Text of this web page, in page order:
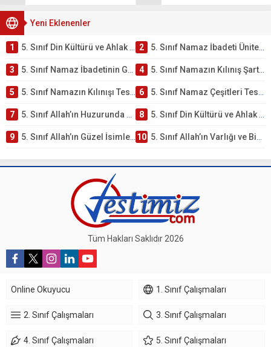
Yeni Eklenenler
1 5. Sınıf Din Kültürü ve Ahlak Bilgisi 2. Ünite: Namaz İbadeti Çalışmaları 2 5. Sınıf Namaz İbadeti Ünite Testi – Online Çöz
3 5. Sınıf Namaz İbadetinin Getirdiği Faydalar Testi 4 5. Sınıf Namazın Kılınış Şartları Testi
5 5. Sınıf Namazın Kılınışı Testi – Online Çöz 6 5. Sınıf Namaz Çeşitleri Testi – Online Çöz
7 5. Sınıf Allah’ın Huzurunda Olmak – Namaz İbadeti Testi 8 5. Sınıf Din Kültürü ve Ahlak Bilgisi 1. Ünite: Allah İnancı Çalışmaları
9 5. Sınıf Allah’ın Güzel İsimleri Testi – Online Çöz 10 5. Sınıf Allah’ın Varlığı ve Birliği Testi – Online Çöz
Tüm Hakları Saklıdır 2026
Online Okuyucu 1. Sınıf Çalışmaları
2. Sınıf Çalışmaları 3. Sınıf Çalışmaları
4. Sınıf Çalışmaları 5. Sınıf Çalışmaları